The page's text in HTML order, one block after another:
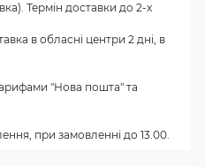
Термін доставки до 2-х
в обласні центри 2 дні, в
"Нова пошта" та
при замовленні до 13.00.